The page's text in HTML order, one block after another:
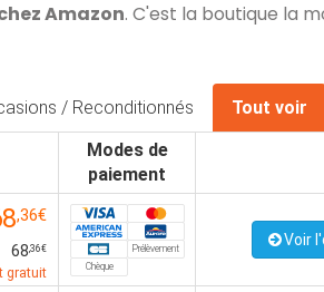
Amazon. C'est la boutique la
/ Reconditionnés Tout voir
Modes de
paiement
,36€
68,36€
gratuit
Prélèvement
Chèque
Voir